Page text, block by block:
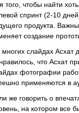
того, чтобы найти
спринт (2-10
продукта.
создание
слайдах Асхат
что Асхат
фотографии
применяются в
же говорить о
на котором все